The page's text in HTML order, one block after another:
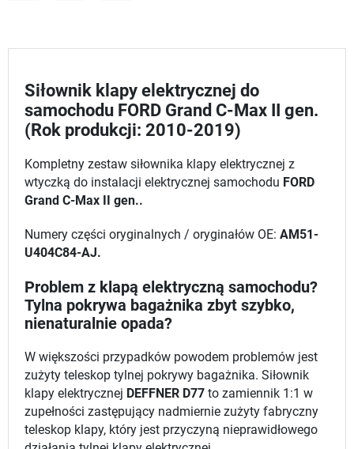
Siłownik klapy elektrycznej do
samochodu FORD Grand C-Max II gen.
(Rok produkcji: 2010-2019)
Kompletny zestaw siłownika klapy elektrycznej z
wtyczką do instalacji elektrycznej samochodu FORD
Grand C-Max II gen..
Numery części oryginalnych / oryginałów OE: AM51-
U404C84-AJ.
Problem z klapą elektryczną samochodu?
Tylna pokrywa bagażnika zbyt szybko,
nienaturalnie opada?
W większości przypadków powodem problemów jest
zużyty teleskop tylnej pokrywy bagażnika. Siłownik
klapy elektrycznej DEFFNER D77 to zamiennik 1:1 w
zupełności zastępujący nadmiernie zużyty fabryczny
teleskop klapy, który jest przyczyną nieprawidłowego